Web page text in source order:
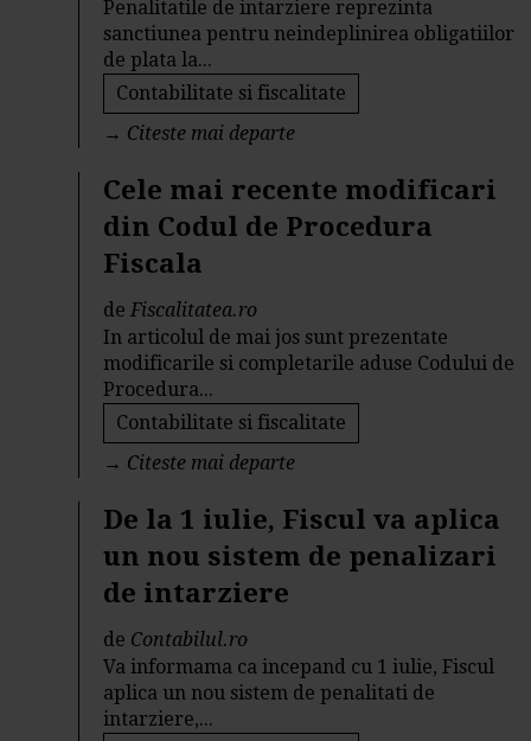
Penalitatile de intarziere reprezinta
sanctiunea pentru neindeplinirea obligatiilor
de plata la...
Contabilitate si fiscalitate
→ Citeste mai departe
Cele mai recente modificari
din Codul de Procedura
Fiscala
deFiscalitatea.ro
In articolul de mai jos sunt prezentate
modificarile si completarile aduse Codului de
Procedura...
Contabilitate si fiscalitate
→ Citeste mai departe
De la 1 iulie, Fiscul va aplica
un nou sistem de penalizari
de intarziere
de Contabilul.ro
Va informama ca incepand cu 1 iulie, Fiscul
aplica un nou sistem de penalitati de
intarziere,...